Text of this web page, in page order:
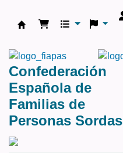
Confederación
Española de
Familias de
Personas Sordas